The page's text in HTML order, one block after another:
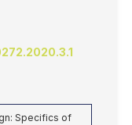
Specifics of